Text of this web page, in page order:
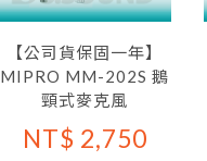
【公司貨保固一年】
MIPRO MM-202S 鵝
頸式麥克風
NT$ 2,750